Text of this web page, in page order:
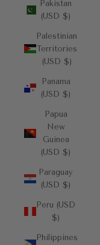
Pakistan
(USD $)
Palestinian
Territories
(USD $)
Panama
(USD $)
Papua
New
Guinea
(USD $)
Paraguay
(USD $)
Peru (USD
$)
Philippines